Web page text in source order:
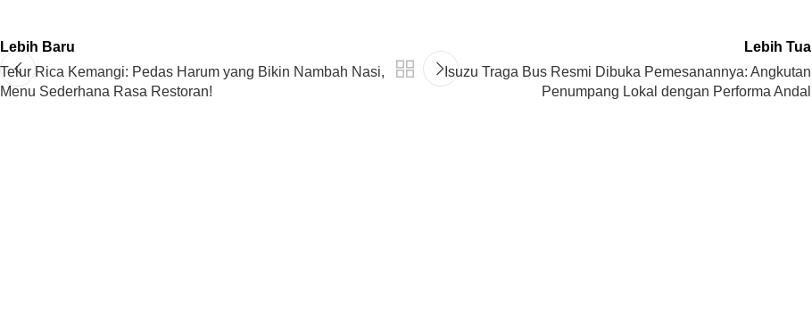
Lebih Baru
Telur Rica Kemangi: Pedas Harum yang Bikin Nambah Nasi,
Menu Sederhana Rasa Restoran!
Lebih Tua
Isuzu Traga Bus Resmi Dibuka Pemesanannya: Angkutan
Penumpang Lokal dengan Performa Andal